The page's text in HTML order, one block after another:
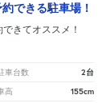
できる駐車場！
できてオススメ！
車台数 2台
高 155cm